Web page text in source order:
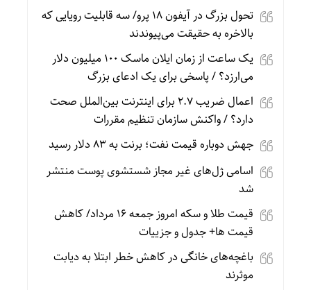
تحول بزرگ در آیفون ۱۸ پرو/ سه قابلیت رویایی که
بالاخره به حقیقت می‌پیوندند
یک ساعت از زمان ایلان ماسک ۱۰۰ میلیون دلار
می‌ارزد؟ / پاسخی برای یک ادعای بزرگ
اعمال ضریب ۲.۷ برای اینترنت بین‌الملل صحت
دارد؟ / واکنش سازمان تنظیم مقررات
جهش دوباره قیمت نفت؛ برنت به ۸۳ دلار رسید
اسامی ژل‌های غیر مجاز شستشوی پوست منتشر
شد
قیمت طلا و سکه امروز جمعه ۱۶ مرداد/ کاهش
قیمت ها+ جدول و جزییات
باغچه‌های خانگی در کاهش خطر ابتلا به دیابت
موثرند